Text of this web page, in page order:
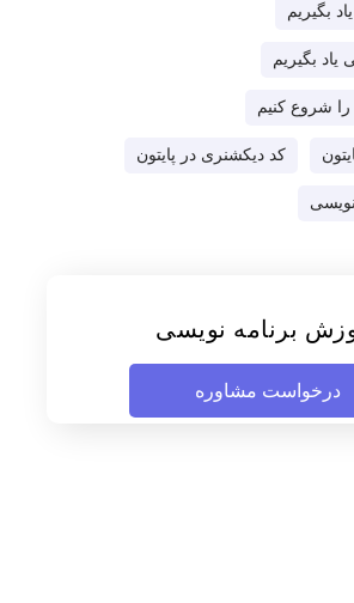
بگیریم
یاد بگیریم
شروع کنیم
کد دیکشنری در پایتون
برنامه نویسی
درخواست مشاوره